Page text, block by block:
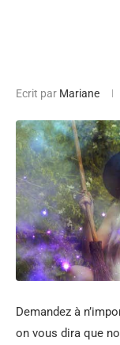
Ecrit par Mariane
Demandez à
on vous dira que